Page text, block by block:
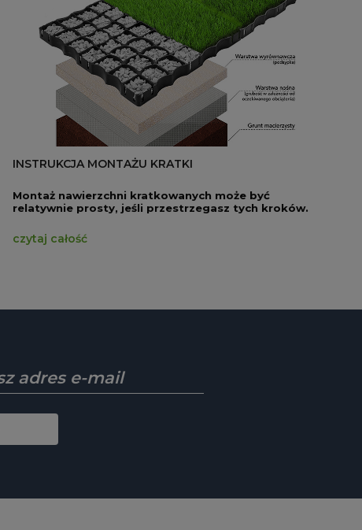
INSTRUKCJA MONTAŻU KRATKI
Montaż nawierzchni kratkowanych może być
relatywnie prosty, jeśli przestrzegasz tych kroków.
czytaj całość